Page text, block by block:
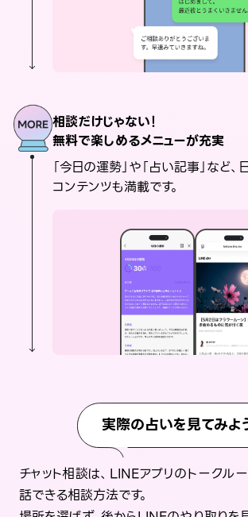
相談だけじゃない！
無料で楽しめるメニューが充実
「今日の運勢」や「占い記事」など
コンテンツも満載です。
実際の占いを見てみよ
チャット相談は、LINEアプリのトークル
話できる相談方法です。